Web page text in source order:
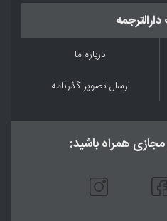
درباره ما
ارسال تصویر گذرنامه
همراه باشید: